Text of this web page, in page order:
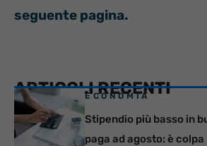
seguente pagina.
ARTICOLI RECENTI
ECONOMIA
Stipendio più basso in
paga ad agosto: è colpa